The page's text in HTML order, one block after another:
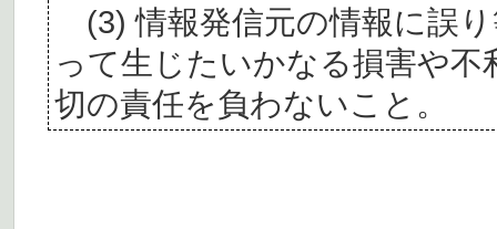
(3) 情報発信元の情報に誤
って生じたいかなる損害や
切の責任を負わないこと。